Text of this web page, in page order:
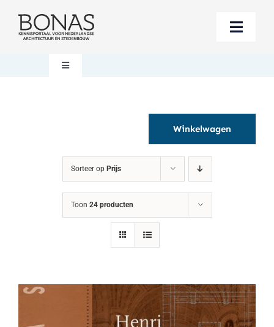
naar
Toggle
Berichten
Steun BONAS
Toggle
Winkelwagen
Sorteer op Prijs
Toon 24 producten